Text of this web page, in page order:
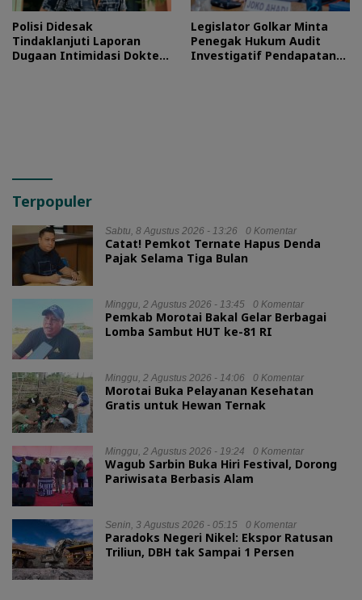
Polisi Didesak
Tindaklanjuti Laporan
Dugaan Intimidasi Dokter
Legislator Golkar Minta
Penegak Hukum Audit
Investigatif Pendapatan
Terpopuler
Sabtu, 8 Agustus 2026 - 13:26 0 Komentar
Catat! Pemkot Ternate Hapus Denda
Pajak Selama Tiga Bulan
Minggu, 2 Agustus 2026 - 13:45 0 Komentar
Pemkab Morotai Bakal Gelar Berbagai
Lomba Sambut HUT ke-81 RI
Minggu, 2 Agustus 2026 - 14:06 0 Komentar
Morotai Buka Pelayanan Kesehatan
Gratis untuk Hewan Ternak
Minggu, 2 Agustus 2026 - 19:24 0 Komentar
Wagub Sarbin Buka Hiri Festival, Dorong
Pariwisata Berbasis Alam
Senin, 3 Agustus 2026 - 05:15 0 Komentar
Paradoks Negeri Nikel: Ekspor Ratusan
Triliun, DBH tak Sampai 1 Persen